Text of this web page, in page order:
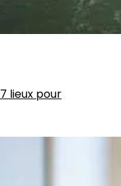
7 lieux pour